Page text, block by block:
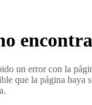
un error con la
que la página haya